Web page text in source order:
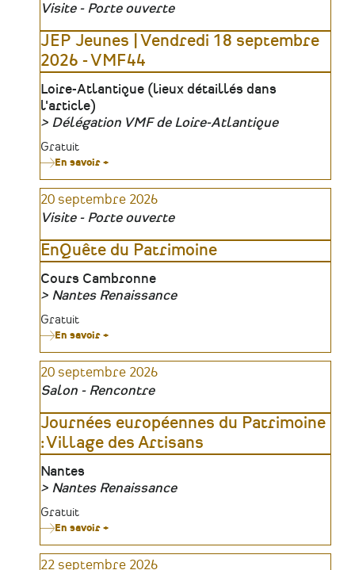
ESS
Visite - Porte ouverte
JEP Jeunes | Vendredi 18 septembre
2026 - VMF44
Lieu
Loire-Atlantique (lieux détaillés dans
l'article)
Organisateur
Délégation VMF de Loire-Atlantique
Tarifs
Gratuit
En savoir +
Jeunes
|
18
2026
20 septembre 2026
Visite - Porte ouverte
EnQuête du Patrimoine
Lieu
Cours Cambronne
Organisateur
Nantes Renaissance
Tarifs
Gratuit
En savoir +
du
Patrimoine
20 septembre 2026
Salon - Rencontre
Journées européennes du Patrimoine
: Village des Artisans
Lieu
Nantes
Organisateur
Nantes Renaissance
Tarifs
Gratuit
En savoir +
européennes
du
22 septembre 2026